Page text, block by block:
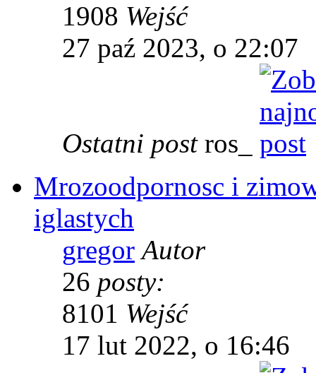
1908 Wejść
27 paź 2023, o 22:07
Ostatni post ros_
Mrozoodpornosc i
iglastych
gregor Autor
26 posty:
8101 Wejść
17 lut 2022, o 16:46